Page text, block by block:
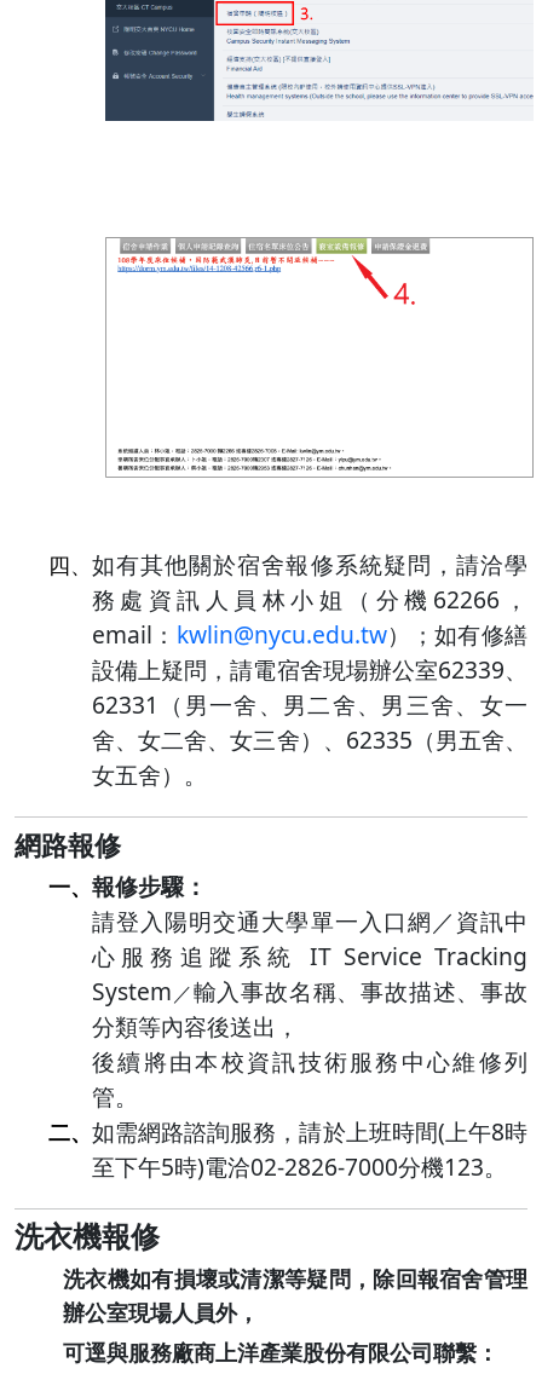
四、 如有其他關於宿舍報修系統疑問，請洽學
務處資訊人員林小姐（分機62266，
email： kwlin@nycu.edu.tw）；如有修繕
設備上疑問，請電宿舍現場辦公室62339、
62331（男一舍、男二舍、男三舍、女一
舍、女二舍、女三舍）、62335（男五舍、
女五舍）。
網路報修
一、 報修步驟：
請登入陽明交通大學單一入口網／資訊中
心服務追蹤系統 IT Service Tracking
System ／輸入事故名稱、事故描述、事故
分類等內容後送出，
後續將由本校資訊技術服務中心維修列
管。
二、 如需網路諮詢服務，請於上班時間(上午8時
至下午5時)電洽02-2826-7000分機123。
洗衣機報修
洗衣機如有損壞或清潔等疑問，除回報宿舍管理
辦公室現場人員外，
可逕與服務廠商上洋產業股份有限公司聯繫：